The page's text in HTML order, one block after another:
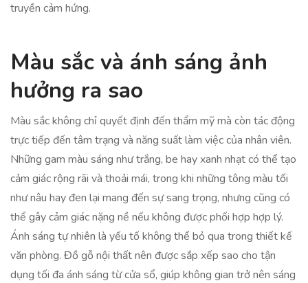
truyền cảm hứng.
Màu sắc và ánh sáng ảnh
hưởng ra sao
Màu sắc không chỉ quyết định đến thẩm mỹ mà còn tác động
trực tiếp đến tâm trạng và năng suất làm việc của nhân viên.
Những gam màu sáng như trắng, be hay xanh nhạt có thể tạo
cảm giác rộng rãi và thoải mái, trong khi những tông màu tối
như nâu hay đen lại mang đến sự sang trọng, nhưng cũng có
thể gây cảm giác nặng nề nếu không được phối hợp hợp lý.
Ánh sáng tự nhiên là yếu tố không thể bỏ qua trong thiết kế
văn phòng. Đồ gỗ nội thất nên được sắp xếp sao cho tận
dụng tối đa ánh sáng từ cửa sổ, giúp không gian trở nên sáng